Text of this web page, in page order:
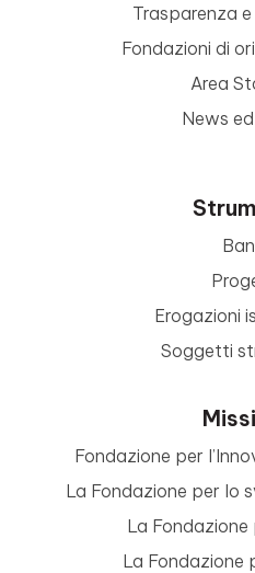
Trasparenza
Fondazioni di
Area
News
Erogazioni
Soggetti
Fondazione per
La Fondazione per lo
La Fondazione
La Fondazione